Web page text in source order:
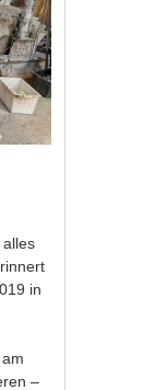
alles
in
–